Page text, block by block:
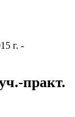
г. -
практ.